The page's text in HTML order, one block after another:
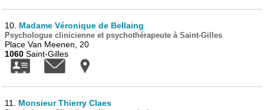
10. Madame Véronique de Bellaing
Psychologue clinicienne et psychothérapeute à Saint-Gilles
Place Van Meenen, 20
1060 Saint-Gilles
11. Monsieur Thierry Claes